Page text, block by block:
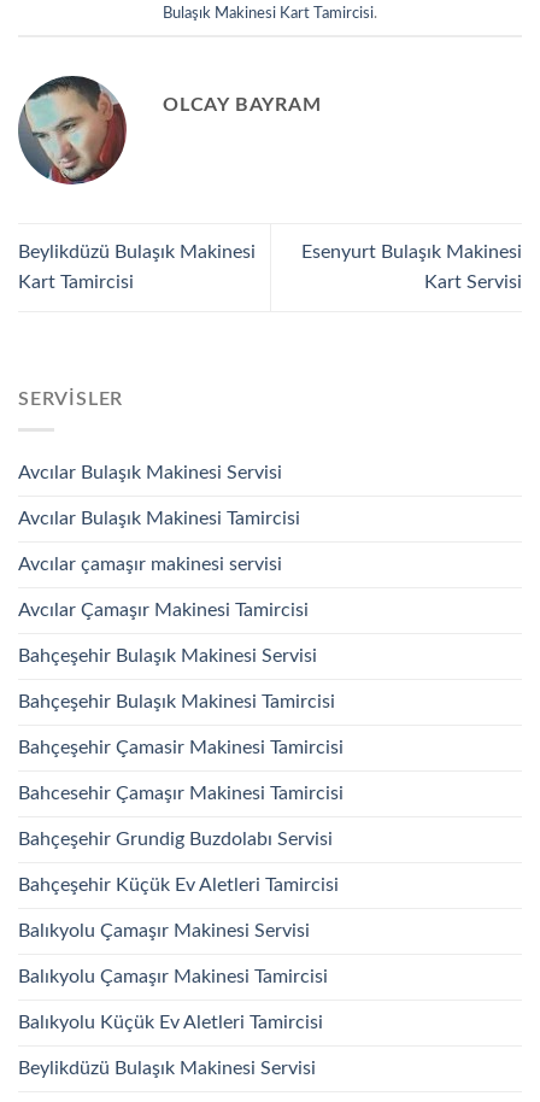
Bulaşık Makinesi Kart Tamircisi.
OLCAY BAYRAM
Beylikdüzü Bulaşık Makinesi
Kart Tamircisi
Esenyurt Bulaşık Makinesi
Kart Servisi
SERVISLER
Avcılar Bulaşık Makinesi Servisi
Avcılar Bulaşık Makinesi Tamircisi
Avcılar çamaşır makinesi servisi
Avcılar Çamaşır Makinesi Tamircisi
Bahçeşehir Bulaşık Makinesi Servisi
Bahçeşehir Bulaşık Makinesi Tamircisi
Bahçeşehir Çamasir Makinesi Tamircisi
Bahcesehir Çamaşır Makinesi Tamircisi
Bahçeşehir Grundig Buzdolabı Servisi
Bahçeşehir Küçük Ev Aletleri Tamircisi
Balıkyolu Çamaşır Makinesi Servisi
Balıkyolu Çamaşır Makinesi Tamircisi
Balıkyolu Küçük Ev Aletleri Tamircisi
Beylikdüzü Bulaşık Makinesi Servisi